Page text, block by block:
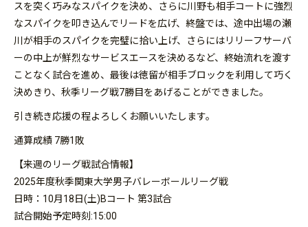
スを突く巧みなスパイクを決め、さらに川野も相手コートに強烈
なスパイクを叩き込んでリードを広げ、終盤では、途中出場の瀬
川が相手のスパイクを完璧に拾い上げ、さらにはリリーフサーバ
ーの中上が鮮烈なサービスエースを決めるなど、終始流れを渡す
ことなく試合を進め、最後は徳留が相手ブロックを利用して巧く
決めきり、秋季リーグ戦7勝目をあげることができました。
引き続き応援の程よろしくお願いいたします。
通算成績 7勝1敗
【来週のリーグ戦試合情報】
2025年度秋季関東大学男子バレーボールリーグ戦
日時：10月18日(土)Bコート 第3試合
試合開始予定時刻:15:00